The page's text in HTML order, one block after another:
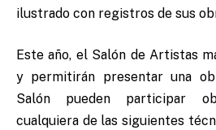
ilustrado con registros de sus
Este año, el Salón de Artistas
y permitirán presentar una
Salón pueden participar
cualquiera de las siguientes